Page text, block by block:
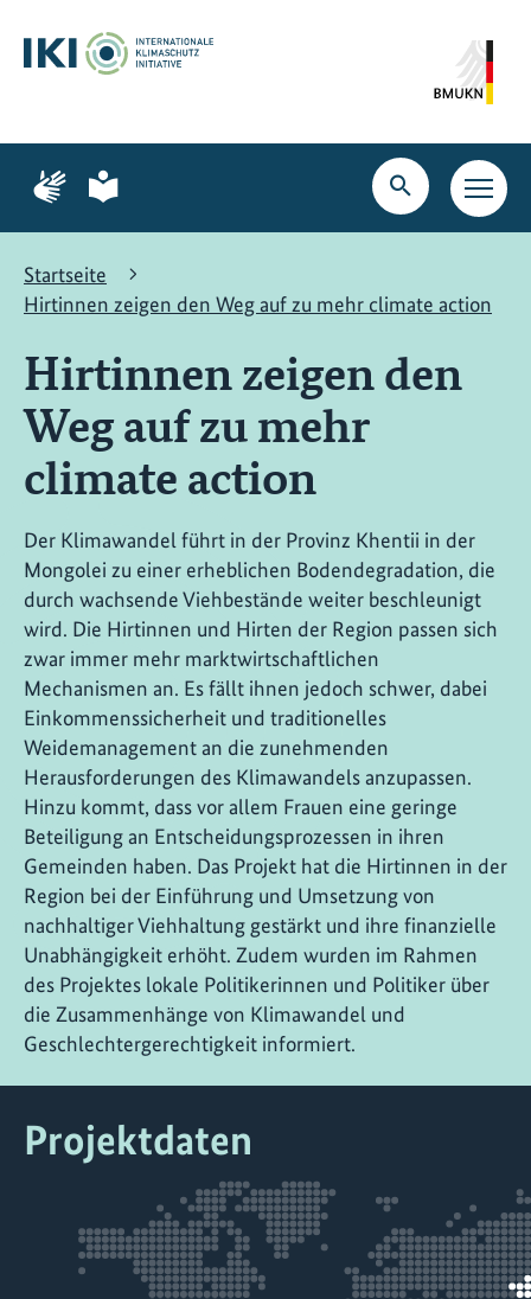
Hauptinhalt
springen
Suche
springen
Hauptnavigation
springen
Zur
Seite
Gebärdensprache
Zur
Seite
leichte
Suche
öffnen
Startseite
Hirtinnen zeigen den Weg auf zu mehr climate action
Hirtinnen zeigen den
Weg auf zu mehr
climate action
Der Klimawandel führt in der Provinz Khentii in der
Mongolei zu einer erheblichen Bodendegradation, die
durch wachsende Viehbestände weiter beschleunigt
wird. Die Hirtinnen und Hirten der Region passen sich
zwar immer mehr marktwirtschaftlichen
Mechanismen an. Es fällt ihnen jedoch schwer, dabei
Einkommenssicherheit und traditionelles
Weidemanagement an die zunehmenden
Herausforderungen des Klimawandels anzupassen.
Hinzu kommt, dass vor allem Frauen eine geringe
Beteiligung an Entscheidungsprozessen in ihren
Gemeinden haben. Das Projekt hat die Hirtinnen in der
Region bei der Einführung und Umsetzung von
nachhaltiger Viehhaltung gestärkt und ihre finanzielle
Unabhängigkeit erhöht. Zudem wurden im Rahmen
des Projektes lokale Politikerinnen und Politiker über
die Zusammenhänge von Klimawandel und
Geschlechtergerechtigkeit informiert.
Projektdaten